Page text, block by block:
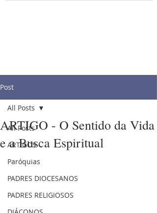
Post
All Posts
ARTIGOS
Paróquias
PADRES DIOCESANOS
PADRES RELIGIOSOS
All Posts
ARTIGO - O Sentido da Vida
e a Busca Espiritual